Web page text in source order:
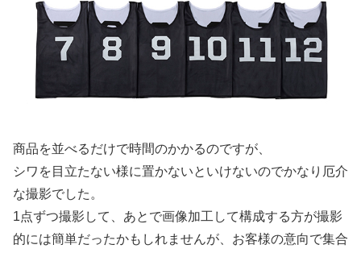
商品を並べるだけで時間のかかるのですが、
シワを目立たない様に置かないといけないのでかなり厄介
な撮影でした。
1点ずつ撮影して、あとで画像加工して構成する方が撮影
的には簡単だったかもしれませんが、お客様の意向で集合